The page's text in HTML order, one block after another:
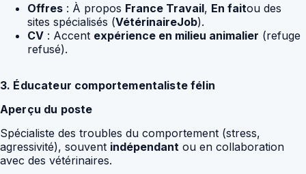
Offres : À propos France Travail, En faitou des
sites spécialisés (VétérinaireJob).
CV : Accent expérience en milieu animalier (refuge
refusé).
3. Éducateur comportementaliste félin
Aperçu du poste
Spécialiste des troubles du comportement (stress,
agressivité), souvent indépendant ou en collaboration
avec des vétérinaires.